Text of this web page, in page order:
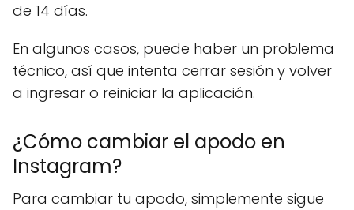
de 14 días.
En algunos casos, puede haber un problema
técnico, así que intenta cerrar sesión y volver
a ingresar o reiniciar la aplicación.
¿Cómo cambiar el apodo en
Instagram?
Para cambiar tu apodo, simplemente sigue